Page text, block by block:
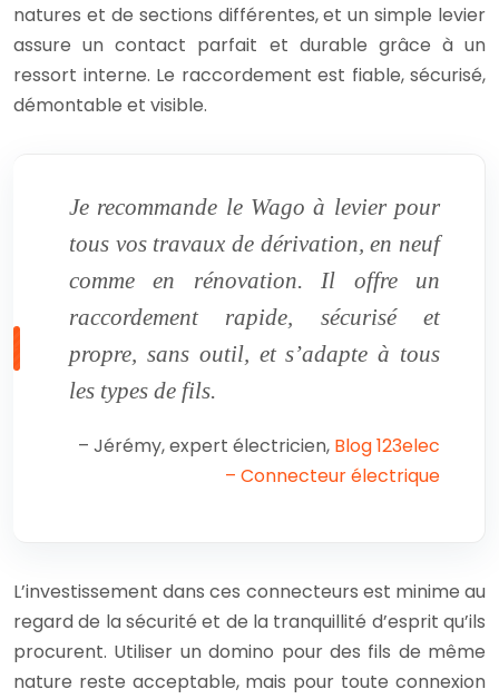
natures et de sections différentes, et un simple levier
assure un contact parfait et durable grâce à un
ressort interne. Le raccordement est fiable, sécurisé,
démontable et visible.
Je recommande le Wago à levier pour
tous vos travaux de dérivation, en neuf
comme en rénovation. Il offre un
raccordement rapide, sécurisé et
propre, sans outil, et s’adapte à tous
les types de fils.
– Jérémy, expert électricien, Blog 123elec
– Connecteur électrique
L’investissement dans ces connecteurs est minime au
regard de la sécurité et de la tranquillité d’esprit qu’ils
procurent. Utiliser un domino pour des fils de même
nature reste acceptable, mais pour toute connexion